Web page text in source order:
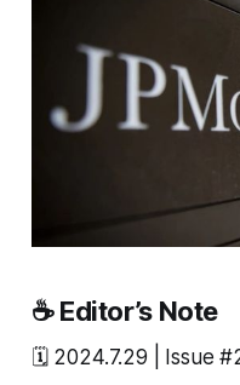
☕ Editor’s Note
🗓️ 2024.7.29 | Issue